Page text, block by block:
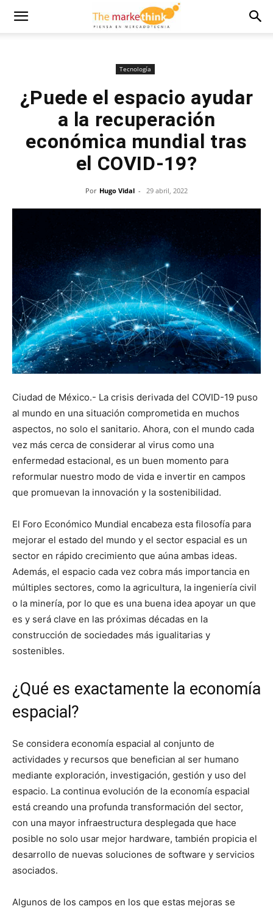
Tecnología
¿Puede el espacio ayudar
a la recuperación
económica mundial tras
el COVID-19?
Por Hugo Vidal - 29 abril, 2022
Ciudad de México.- La crisis derivada del COVID-19 puso
al mundo en una situación comprometida en muchos
aspectos, no solo el sanitario. Ahora, con el mundo cada
vez más cerca de considerar al virus como una
enfermedad estacional, es un buen momento para
reformular nuestro modo de vida e invertir en campos
que promuevan la innovación y la sostenibilidad.
El Foro Económico Mundial encabeza esta filosofía para
mejorar el estado del mundo y el sector espacial es un
sector en rápido crecimiento que aúna ambas ideas.
Además, el espacio cada vez cobra más importancia en
múltiples sectores, como la agricultura, la ingeniería civil
o la minería, por lo que es una buena idea apoyar un que
es y será clave en las próximas décadas en la
construcción de sociedades más igualitarias y
sostenibles.
¿Qué es exactamente la economía
espacial?
Se considera economía espacial al conjunto de
actividades y recursos que benefician al ser humano
mediante exploración, investigación, gestión y uso del
espacio. La continua evolución de la economía espacial
está creando una profunda transformación del sector,
con una mayor infraestructura desplegada que hace
posible no solo usar mejor hardware, también propicia el
desarrollo de nuevas soluciones de software y servicios
asociados.
Algunos de los campos en los que estas mejoras se